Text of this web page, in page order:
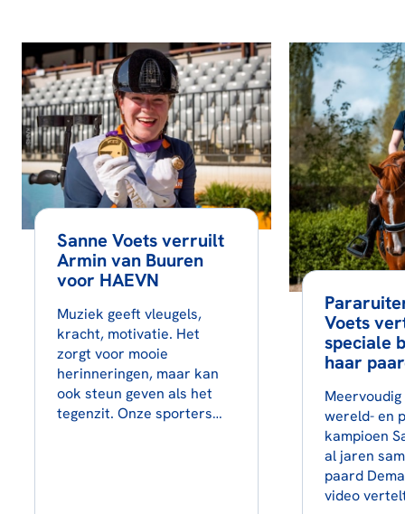
Sanne Voets verruilt
Armin van Buuren
voor HAEVN
Muziek geeft vleugels,
kracht, motivatie. Het
zorgt voor mooie
herinneringen, maar kan
ook steun geven als het
tegenzit. Onze sporters…
Voets
speciale
haar
wereld- en
kampioen
al jaren
paard
video